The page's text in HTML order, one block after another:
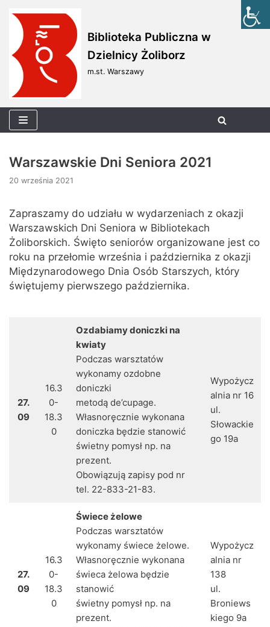
Skocz
do
treści
Biblioteka Publiczna w
Dzielnicy Żoliborz
m.st. Warszawy
Warszawskie Dni Seniora 2021
20 września 2021
Zapraszamy do udziału w wydarzeniach z okazji
Warszawskich Dni Seniora w Bibliotekach
Żoliborskich. Święto seniorów organizowane jest co
roku na przełomie września i października z okazji
Międzynarodowego Dnia Osób Starszych, który
świętujemy pierwszego października.
27.
09
16.3
0-
18.3
0
Ozdabiamy doniczki na
kwiaty
Podczas warsztatów
wykonamy ozdobne
doniczki
metodą de’cupage.
Własnoręcznie wykonana
doniczka będzie stanowić
świetny pomysł np. na
prezent.
Obowiązują zapisy pod nr
tel. 22-833-21-83.
Wypożycz
alnia nr 16
ul.
Słowackie
go 19a
27.
09
16.3
0-
18.3
0
Świece żelowe
Podczas warsztatów
wykonamy świece żelowe.
Własnoręcznie wykonana
świeca żelowa będzie
stanowić
świetny pomysł np. na
prezent.
Wypożycz
alnia nr
138
ul.
Broniews
kiego 9a